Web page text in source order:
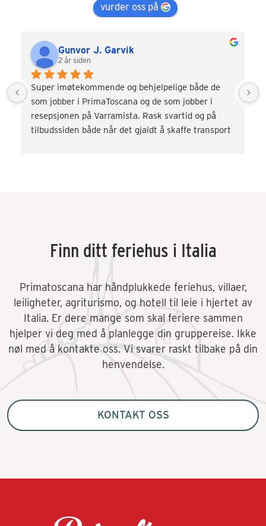
vurder oss på
Gunvor J. Garvik
2 år siden
Super imøtekommende og behjelpelige både de
som jobber i PrimaToscana og de som jobber i
resepsjonen på Varramista. Rask svartid og på
tilbudssiden både når det gjaldt å skaffe transport
Finn ditt feriehus i Italia
Primatoscana har håndplukkede feriehus, villaer,
leiligheter, agriturismo, og hotell til leie i hjertet av
Italia. Er dere mange som skal feriere sammen
hjelper vi deg med å planlegge din gruppereise. Ikke
nøl med å kontakte oss. Vi svarer raskt tilbake på din
henvendelse.
KONTAKT OSS